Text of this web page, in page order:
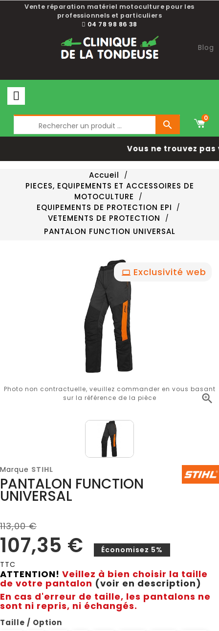
Vente réparation matériel motoculture pour les
professionnels et particuliers
04 78 98 86 38
Blog

0
Vous ne trouvez
Accueil
PIECES, EQUIPEMENTS ET ACCESSOIRES DE
MOTOCULTURE
EQUIPEMENTS DE PROTECTION EPI
VETEMENTS DE PROTECTION
PANTALON FUNCTION UNIVERSAL
Exclusivité web

Photo non contractuelle, veuillez commander en vous basant
sur la référence de la pièce
Marque STIHL
PANTALON FUNCTION
UNIVERSAL
113,00 €
107,35 €
Économisez 5%
TTC
ATTENTION! Veillez à bien choisir la taille
de votre pantalon (voir en description)
En cas d'erreur de taille, les pantalons ne
sont ni repris, ni échangés.
Taille / Option